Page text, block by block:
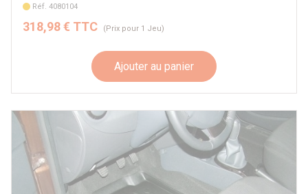
Réf. 4080104
318,98 € TTC (Prix pour 1 Jeu)
Ajouter au panier